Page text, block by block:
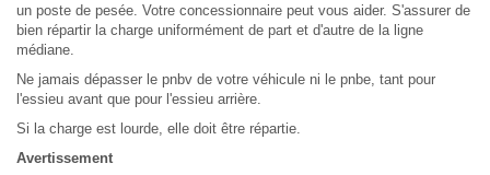
un poste de pesée. Votre concessionnaire peut vous aider. S'assurer de
bien répartir la charge uniformément de part et d'autre de la ligne
médiane.
Ne jamais dépasser le pnbv de votre véhicule ni le pnbe, tant pour
l'essieu avant que pour l'essieu arrière.
Si la charge est lourde, elle doit être répartie.
Avertissement